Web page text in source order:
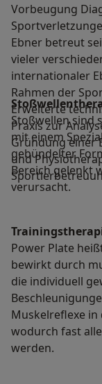
Vorbeugung
Ebner betreut
vieler
internationaler
Rahmen der
Erweiterte
Praxis zur
Gründung einer
und
Stoßwellen sind
mit einem
gebündelter
Bereich gelenkt
verursacht.
Power Plate
bewirkt durch
die individuell
Muskelreflexe
wodurch fast
werden.